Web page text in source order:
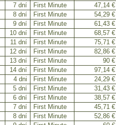
7 dní First Minute 47,14 €
8 dní First Minute 54,29 €
9 dní First Minute 61,43 €
10 dní First Minute 68,57 €
11 dní First Minute 75,71 €
12 dní First Minute 82,86 €
13 dní First Minute 90 €
14 dní First Minute 97,14 €
4 dni First Minute 24,29 €
5 dní First Minute 31,43 €
6 dní First Minute 38,57 €
7 dní First Minute 45,71 €
8 dní First Minute 52,86 €